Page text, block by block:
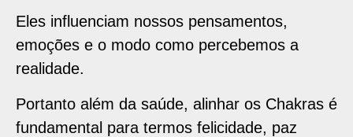
Eles influenciam nossos pensamentos,
emoções e o modo como percebemos a
realidade.
Portanto além da saúde, alinhar os Chakras é
fundamental para termos felicidade, paz